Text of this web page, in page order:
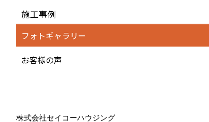
施工事例
フォトギャラリー
お客様の声
株式会社セイコーハウジング